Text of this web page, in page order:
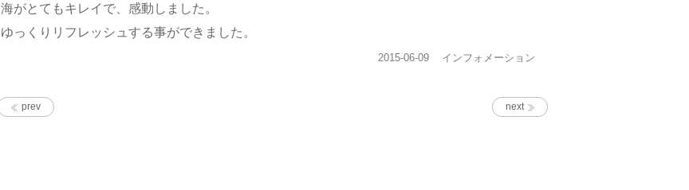
海がとてもキレイで、感動しました。
ゆっくりリフレッシュする事ができました。
投
2015-06-09
カ
インフォメーション
prev next